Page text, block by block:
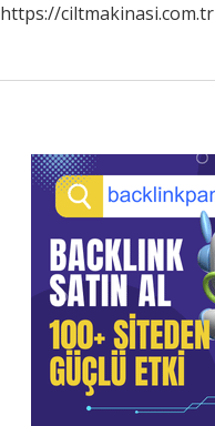
https://ciltmakinasi.com.tr
Sidebar